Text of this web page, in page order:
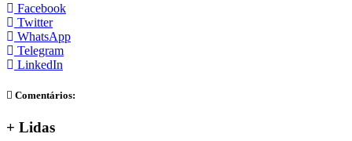
Facebook
Twitter
WhatsApp
Telegram
LinkedIn
Comentários:
+ Lidas